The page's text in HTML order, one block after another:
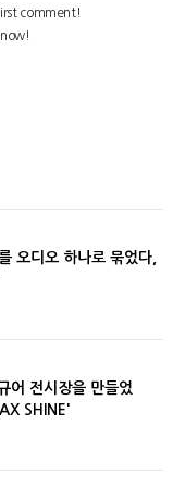
오디오 하나로 묶었다,
어 전시장을 만들었
SHINE'